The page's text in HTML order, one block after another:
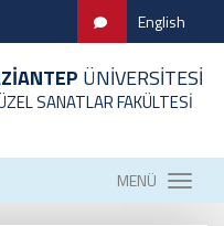
English
ÜNİVERSİTESİ
SANATLAR FAKÜLTESİ
MENÜ